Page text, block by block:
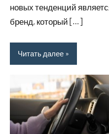
новых тенденций
бренд, который […]
Читать далее